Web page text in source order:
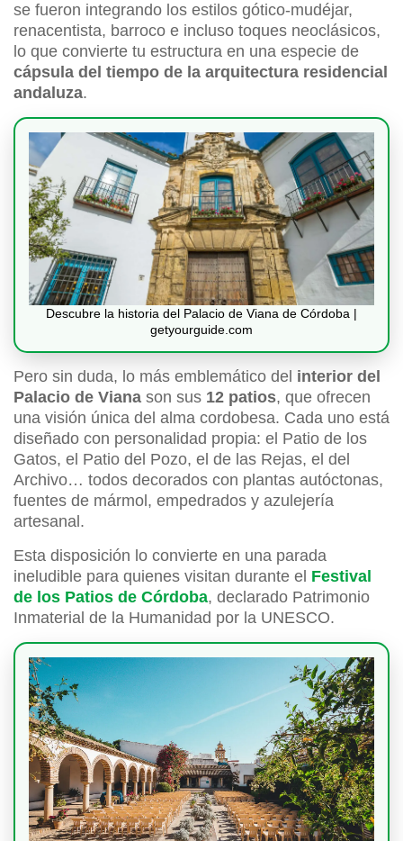
se fueron integrando los estilos gótico-mudéjar,
renacentista, barroco e incluso toques neoclásicos,
lo que convierte tu estructura en una especie de
cápsula del tiempo de la arquitectura residencial
andaluza.
Descubre la historia del Palacio de Viana de Córdoba |
getyourguide.com
Pero sin duda, lo más emblemático del interior del
Palacio de Viana son sus 12 patios, que ofrecen
una visión única del alma cordobesa. Cada uno está
diseñado con personalidad propia: el Patio de los
Gatos, el Patio del Pozo, el de las Rejas, el del
Archivo… todos decorados con plantas autóctonas,
fuentes de mármol, empedrados y azulejería
artesanal.
Esta disposición lo convierte en una parada
ineludible para quienes visitan durante el Festival
de los Patios de Córdoba, declarado Patrimonio
Inmaterial de la Humanidad por la UNESCO.